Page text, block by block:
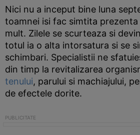
Nici nu a inceput bine luna
toamnei isi fac simtita prezenta
mult. Zilele se scurteaza si
totul ia o alta intorsatura si se
schimbari. Specialistii ne
din timp la revitalizarea
tenului, parului si machiajului,
de efectele dorite.